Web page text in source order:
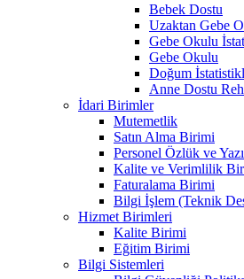
Bebek Dostu
Uzaktan Gebe
Gebe Okulu
Gebe Okulu
Doğum
Anne Dostu
İdari Birimler
Mutemetlik
Satın Alma Birimi
Personel Özlük ve
Kalite ve Verimlilik
Faturalama Birimi
Bilgi İşlem (Teknik
Hizmet Birimleri
Kalite Birimi
Eğitim Birimi
Bilgi Sistemleri